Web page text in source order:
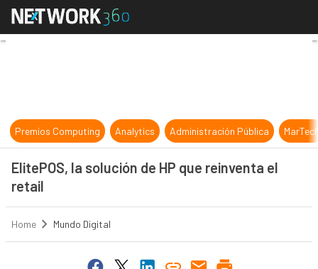
ElitePOS, la solución de HP que
Premios Computing Analytics Administración Pública
ElitePOS, la solución de HP que reinventa el
retail
Home Mundo Digital